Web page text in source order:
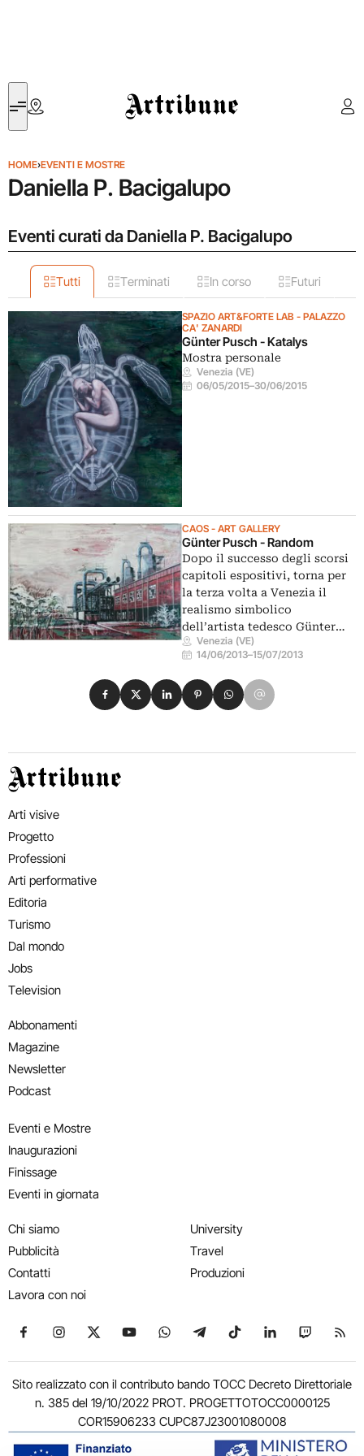
Artribune
HOME›EVENTI E MOSTRE
Daniella P. Bacigalupo
Eventi curati da Daniella P. Bacigalupo
Tutti Terminati In corso Futuri
SPAZIO ART&FORTE LAB - PALAZZO
CA' ZANARDI
Günter Pusch - Katalys
Mostra personale
Venezia (VE)
06/05/2015–30/06/2015
CAOS - ART GALLERY
Günter Pusch - Random
Dopo il successo degli scorsi
capitoli espositivi, torna per
la terza volta a Venezia il
realismo simbolico
dell’artista tedesco Günter…
Venezia (VE)
14/06/2013–15/07/2013
Condividi su Facebook
Condividi su X
Condividi su LinkedIn
Condividi su Pinterest
Condividi su WhatsApp
Condividi su Email
Artribune
Arti visive
Progetto
Professioni
Arti performative
Editoria
Turismo
Dal mondo
Jobs
Television
Abbonamenti
Magazine
Newsletter
Podcast
Eventi e Mostre
Inaugurazioni
Finissage
Eventi in giornata
Chi siamo
Pubblicità
Contatti
Lavora con noi
University
Travel
Produzioni
Seguici su Facebook
Seguici su Instagram
Seguici su X
Seguici su YouTube
Seguici su WhatsApp
Seguici su Telegram
Seguici su TikTok
Seguici su
Seguici
Sito realizzato con il contributo bando TOCC Decreto Direttoriale
n. 385 del 19/10/2022 PROT. PROGETTOTOCC0000125
COR15906233 CUPC87J23001080008